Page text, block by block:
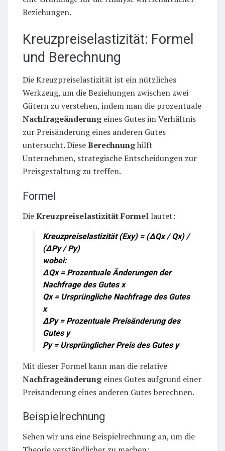
Beziehungen.
Kreuzpreiselastizität: Formel
und Berechnung
Die Kreuzpreiselastizität ist ein nützliches
Werkzeug, um die Beziehungen zwischen zwei
Gütern zu verstehen, indem man die prozentuale
Nachfrageänderungeines Gutes im Verhältnis
zur Preisänderung eines anderen Gutes
untersucht. DieseBerechnunghilft
Unternehmen, strategische Entscheidungen zur
Preisgestaltung zu treffen.
Formel
DieKreuzpreiselastizität Formel lautet:
Kreuzpreiselastizität (Exy) = (ΔQx / Qx) /
(ΔPy / Py)
wobei:
ΔQx = Prozentuale Änderungen der
Nachfrage des Gutes x
Qx = Ursprüngliche Nachfrage des Gutes
x
ΔPy = Prozentuale Preisänderung des
Gutes y
Py = Ursprünglicher Preis des Gutes y
Mit dieser Formel kann man die relative
Nachfrageänderungeines Gutes aufgrund einer
Preisänderung eines anderen Gutes berechnen.
Beispielrechnung
Sehen wir uns eine Beispielrechnung an, um die